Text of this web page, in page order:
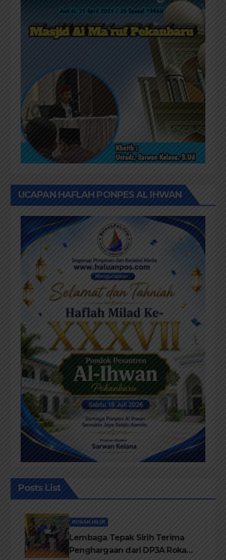
UCAPAN HAFLAH PONPES AL IHWAN
Posts List
ROKAN HILIR
Lembaga Tepak Sirih Terima
Penghargaan dari DP3A Rokan